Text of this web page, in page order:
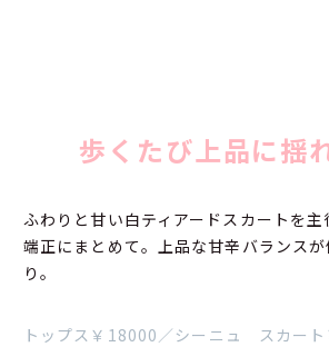
歩くたび上品に揺
ふわりと甘い白ティアードスカートを
端正にまとめて。上品な甘辛バランス
り。
トップス￥18000／シーニュ スカー